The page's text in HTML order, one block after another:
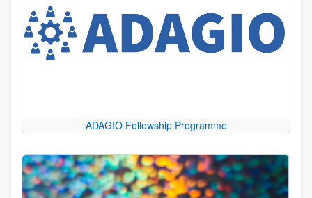
ADAGIO Fellowship Programme